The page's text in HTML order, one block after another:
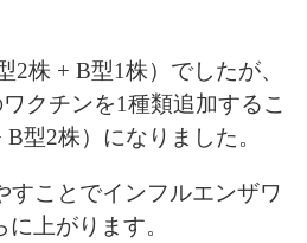
2株 + B型1株）でしたが、
クチンを1種類追加するこ
型2株）になりました。
すことでインフルエンザワ
上がります。